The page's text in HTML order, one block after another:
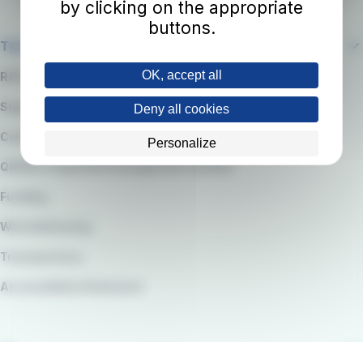
The company
RATP Group
Suppliers
Code of Ethics
QARSS integrated management system
Funding
Whistleblowing
Transparency
Accessibility Statement
by clicking on the appropriate
buttons.
OK, accept all
Deny all cookies
Personalize